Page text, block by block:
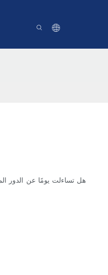
هل تساءلت يومًا عن الدور